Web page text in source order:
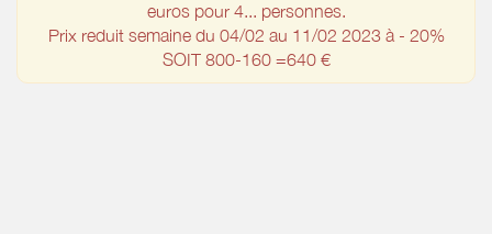
euros pour 4... personnes.
Prix reduit semaine du 04/02 au 11/02 2023 à - 20%
SOIT 800-160 =640 €